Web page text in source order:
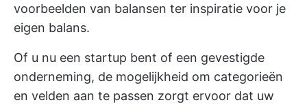
voorbeelden van balansen ter inspiratie voor je
eigen balans.
Of u nu een startup bent of een gevestigde
onderneming, de mogelijkheid om categorieën
en velden aan te passen zorgt ervoor dat uw